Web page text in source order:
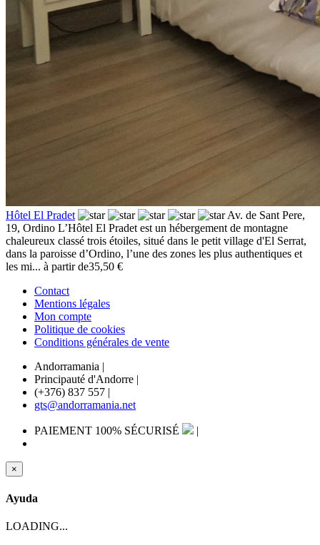
Hôtel El Pradet
Av. de Sant Pere,
19, Ordino L’Hôtel El Pradet est un hébergement de montagne
chaleureux classé trois étoiles, situé dans le petit village d'El Serrat,
dans la paroisse d’Ordino, l’une des zones les plus authentiques et
les mi... à partir de35,50 €
Contact
Mentions légales
Mon compte
Politique de cookies
Conditions générales de vente
Andorramania |
Principauté d'Andorre |
(+376) 837 557 |
gts@andorramania.net
PAIEMENT 100% SÉCURISÉ |
×
Ayuda
LOADING...